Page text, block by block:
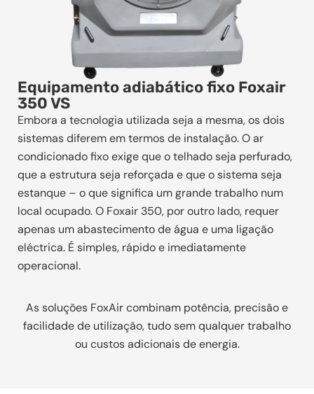
Equipamento adiabático fixo Foxair
350 VS
Embora a tecnologia utilizada seja a mesma, os dois
sistemas diferem em termos de instalação. O ar
condicionado fixo exige que o telhado seja perfurado,
que a estrutura seja reforçada e que o sistema seja
estanque – o que significa um grande trabalho num
local ocupado. O Foxair 350, por outro lado, requer
apenas um abastecimento de água e uma ligação
eléctrica. É simples, rápido e imediatamente
operacional.
As soluções FoxAir combinam potência, precisão e
facilidade de utilização, tudo sem qualquer trabalho
ou custos adicionais de energia.